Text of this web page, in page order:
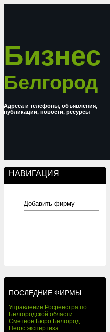
Бизнес
Белгород
Адреса и телефоны, объявления,
публикации, новости, ресурсы
НАВИГАЦИЯ
Добавить фирму
ПОСЛЕДНИЕ ФИРМЫ
Управление Росреестра по
Белгородской области
Сметное Бюро Белгород
Негос экспертиза